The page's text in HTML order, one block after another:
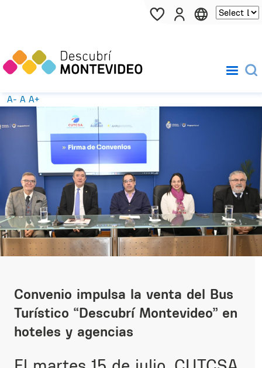
Pasar al contenido principal
A- A A+
Convenio impulsa la venta del Bus
Turístico “Descubrí Montevideo” en
hoteles y agencias